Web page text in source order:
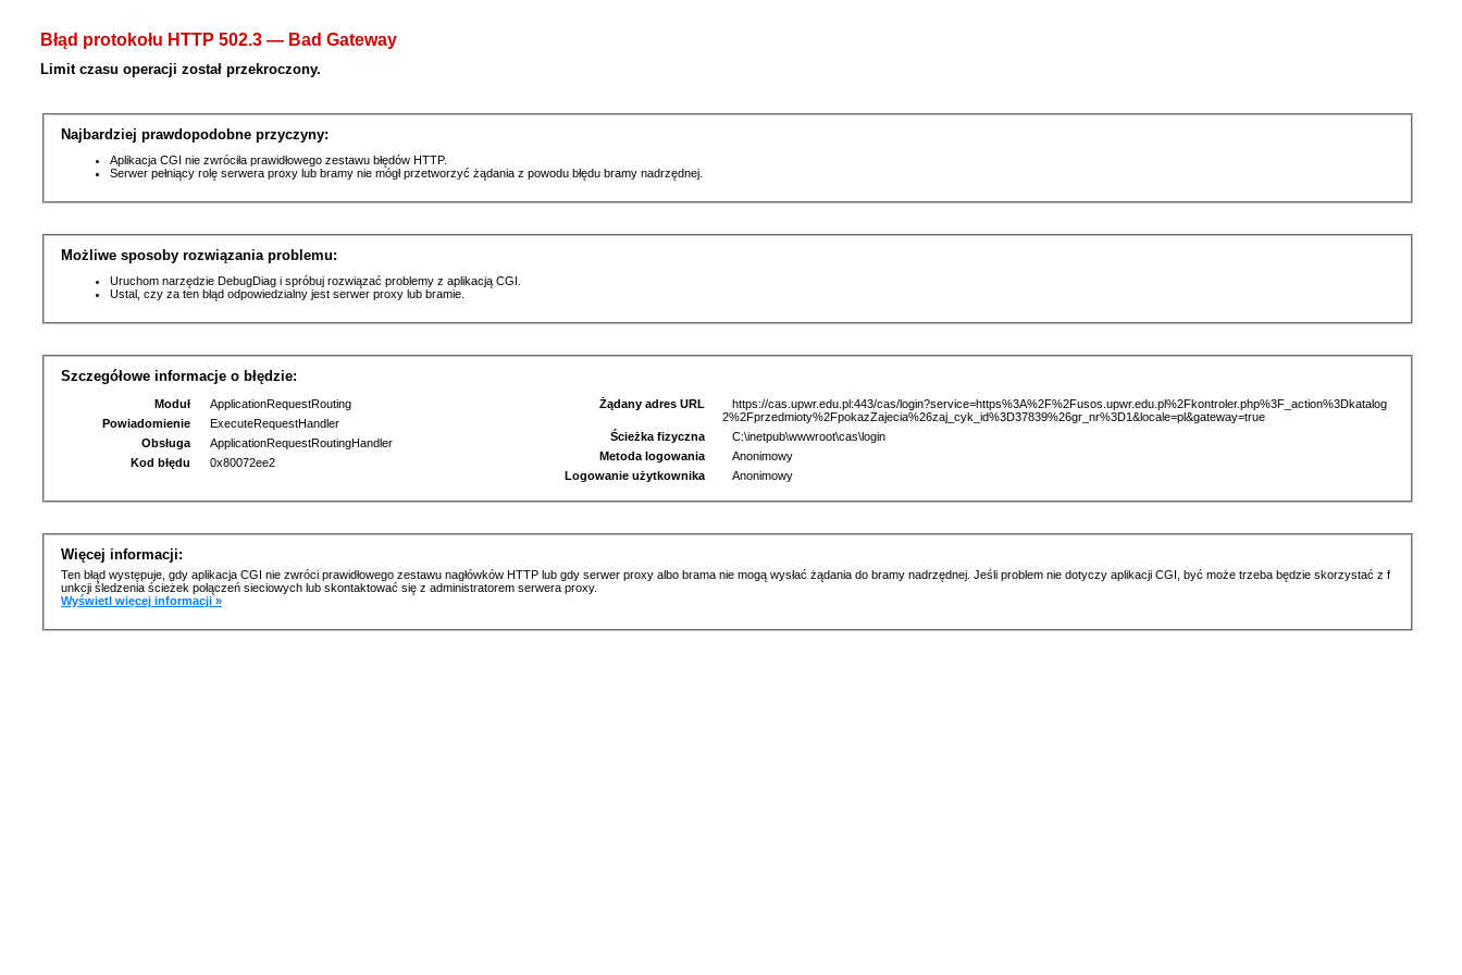
Błąd protokołu HTTP 502.3 — Bad Gateway
Limit czasu operacji został przekroczony.
Najbardziej prawdopodobne przyczyny:
Aplikacja CGI nie zwróciła prawidłowego zestawu błędów HTTP.
Serwer pełniący rolę serwera proxy lub bramy nie mógł przetworzyć żądania z powodu błędu bramy nadrzędnej.
Możliwe sposoby rozwiązania problemu:
Uruchom narzędzie DebugDiag i spróbuj rozwiązać problemy z aplikacją CGI.
Ustal, czy za ten błąd odpowiedzialny jest serwer proxy lub bramie.
Szczegółowe informacje o błędzie:
Moduł
ApplicationRequestRouting
Powiadomienie
ExecuteRequestHandler
Obsługa
ApplicationRequestRoutingHandler
Kod błędu
0x80072ee2
Żądany adres URL
https://cas.upwr.edu.pl:443/cas/login?service=https%3A%2F%2Fusos.upwr.edu.pl%2Fkontroler.php%3F_action%3Dkatalog
2%2Fprzedmioty%2FpokazZajecia%26zaj_cyk_id%3D37839%26gr_nr%3D1&locale=pl&gateway=true
Ścieżka fizyczna
C:\inetpub\wwwroot\cas\login
Metoda logowania
Anonimowy
Logowanie użytkownika
Anonimowy
Więcej informacji:
Ten błąd występuje, gdy aplikacja CGI nie zwróci prawidłowego zestawu nagłówków HTTP lub gdy serwer proxy albo brama nie mogą wysłać żądania do bramy nadrzędnej. Jeśli problem nie dotyczy aplikacji CGI, być może trzeba będzie skorzystać z f
unkcji śledzenia ścieżek połączeń sieciowych lub skontaktować się z administratorem serwera proxy.
Wyświetl więcej informacji »